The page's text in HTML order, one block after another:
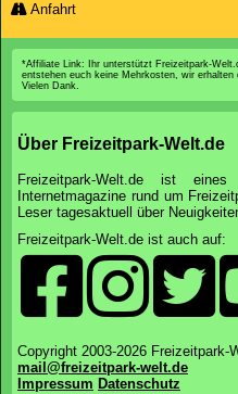
Anfahrt
*Affiliate Link: Ihr unterstützt Freizeitpark-
entstehen euch keine Mehrkosten, wir
Vielen Dank.
Über Freizeitpark-Welt.de
Freizeitpark-Welt.de ist
Internetmagazine rund um
Leser tagesaktuell über
Freizeitpark-Welt.de ist auch auf:
Copyright 2003-2026 Freizeitpark-
mail@freizeitpark-welt.de
Impressum Datenschutz